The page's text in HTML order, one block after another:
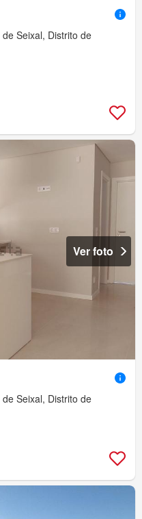
Seixal, Distrito de
Ver foto
Seixal, Distrito de